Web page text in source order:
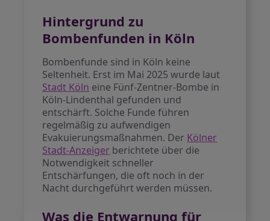
Hintergrund zu
Bombenfunden in Köln
Bombenfunde sind in Köln keine
Seltenheit. Erst im Mai 2025 wurde laut
Stadt Köln eine Fünf-Zentner-Bombe in
Köln-Lindenthal gefunden und
entschärft. Solche Funde führen
regelmäßig zu aufwendigen
Evakuierungsmaßnahmen. Der Kölner
Stadt-Anzeiger berichtete über die
Notwendigkeit schneller
Entschärfungen, die oft noch in der
Nacht durchgeführt werden müssen.
Was die Entwarnung für